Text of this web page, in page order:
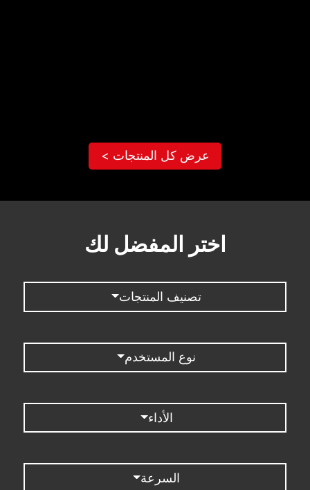
عرض كل المنتجات >
اختر المفضل لك
تصنيف المنتجات
نوع المستخدم
الأداء
السرعة